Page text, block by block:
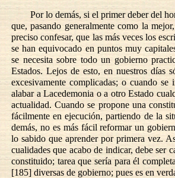
Por lo demás, si el primer deber del
que, pasando generalmente como la
preciso confesar, que las más veces los
se han equivocado en puntos muy
se necesita sobre todo un gobierno
Estados. Lejos de esto, en nuestros días
excesivamente complicadas; o cuando se
alabar a Lacedemonia o a otro Estado
actualidad. Cuando se propone una
fácilmente en ejecución, partiendo de la
demás, no es más fácil reformar un
lo sabido que aprender por primera vez.
cualidades que acabo de indicar, debe ser
constituido; tarea que sería para él
[185] diversas de gobierno; pues es en